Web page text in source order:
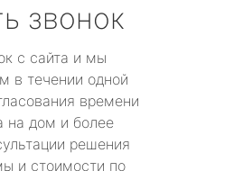
звонок
с сайта и мы
в течении одной
времени
на дом и более
решения
и стоимости по